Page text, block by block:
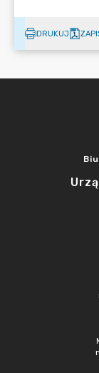
DRUKUJ